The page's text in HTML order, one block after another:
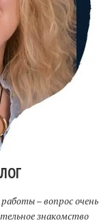
– вопрос очень
знакомство